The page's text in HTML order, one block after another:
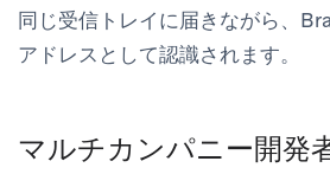
同じ受信トレイに届きながら、
アドレスとして認識されます。
マルチカンパニー開発